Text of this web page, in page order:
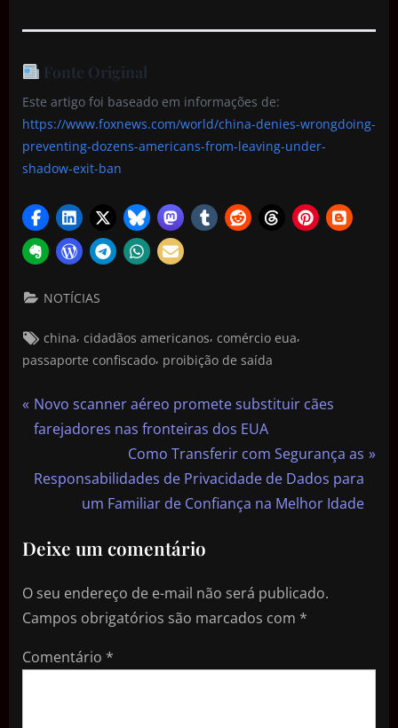
Fonte Original
Este artigo foi baseado em informações de:
https://www.foxnews.com/world/china-denies-wrongdoing-
preventing-dozens-americans-from-leaving-under-
shadow-exit-ban
NOTÍCIAS
china,cidadãos americanos,comércio eua,
passaporte confiscado, proibição de saída
Novo scanner aéreo promete substituir cães
farejadores nas fronteiras dos EUA
Como Transferir com Segurança as
Responsabilidades de Privacidade de Dados para
um Familiar de Confiança na Melhor Idade
Deixe um comentário
O seu endereço de e-mail não será publicado.
Campos obrigatórios são marcados com *
Comentário *